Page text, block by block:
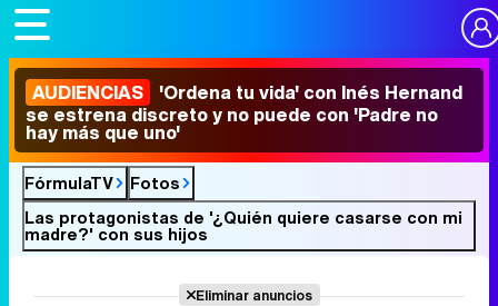
AUDIENCIAS 'Ordena tu vida' con Inés Hernand
se estrena discreto y no puede con 'Padre no
hay más que uno'
FórmulaTV
Fotos
Las protagonistas de '¿Quién quiere casarse con mi
madre?' con sus hijos
Eliminar anuncios